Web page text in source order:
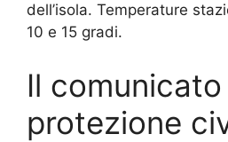
dell’isola. Temperature
10 e 15 gradi.
Il
protezione